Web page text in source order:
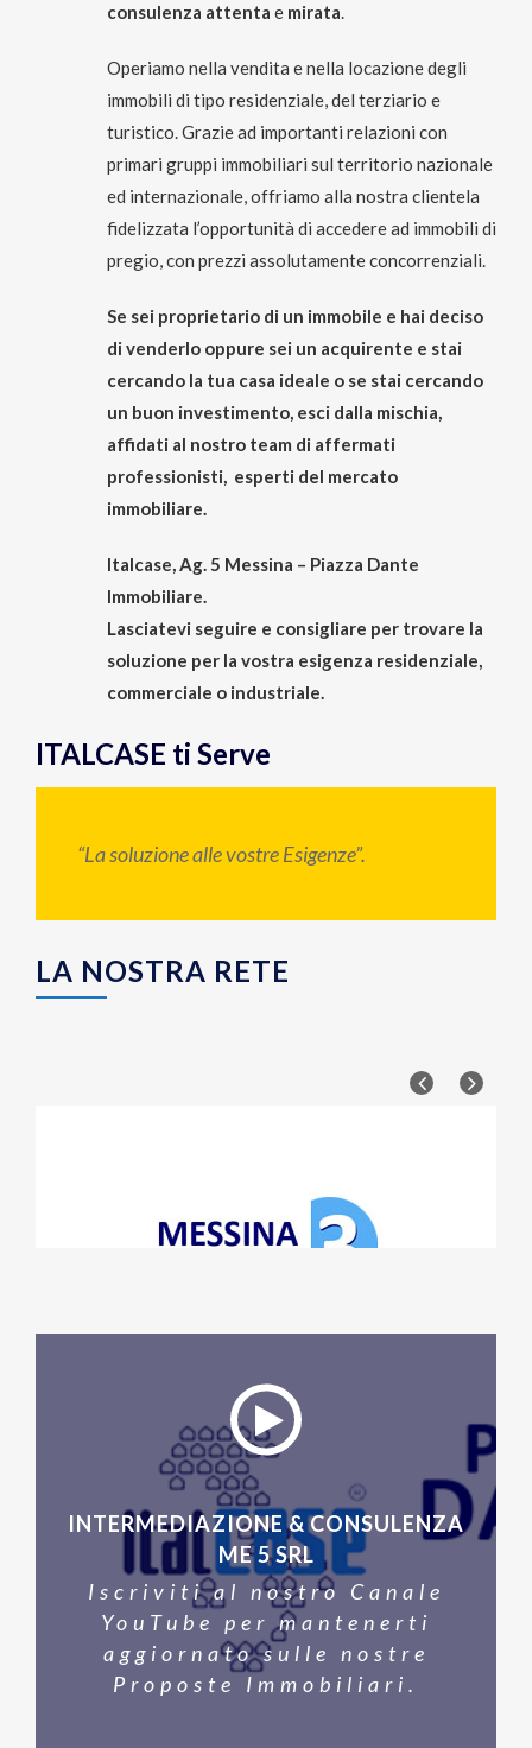
consulenza attenta e mirata.
Operiamo nella vendita e nella locazione degli
immobili di tipo residenziale, del terziario e
turistico. Grazie ad importanti relazioni con
primari gruppi immobiliari sul territorio nazionale
ed internazionale, offriamo alla nostra clientela
fidelizzata l’opportunità di accedere ad immobili di
pregio, con prezzi assolutamente concorrenziali.
Se sei proprietario di un immobile e hai deciso
di venderlo oppure sei un acquirente e stai
cercando la tua casa ideale o se stai cercando
un buon investimento, esci dalla mischia,
affidati al nostro team di affermati
professionisti, esperti del mercato
immobiliare.
Italcase, Ag. 5 Messina – Piazza Dante
Immobiliare.
Lasciatevi seguire e consigliare per trovare la
soluzione per la vostra esigenza residenziale,
commerciale o industriale.
ITALCASE ti Serve
“La soluzione alle vostre Esigenze”.
LA NOSTRA RETE
INTERMEDIAZIONE & CONSULENZA
ME 5 SRL
Iscriviti al nostro Canale
YouTube per mantenerti
aggiornato sulle nostre
Proposte Immobiliari.